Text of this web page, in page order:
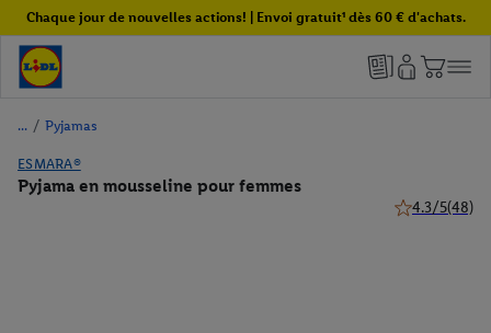
Chaque jour de nouvelles actions! | Envoi gratuit¹ dès 60 € d'achats.
/ Pyjamas
ESMARA®
Pyjama en mousseline pour femmes
4.3/5(48)